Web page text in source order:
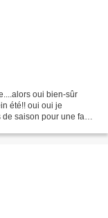
oui bien-sûr
été!! oui oui je
de saison pour une fan